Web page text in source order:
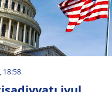
18:58